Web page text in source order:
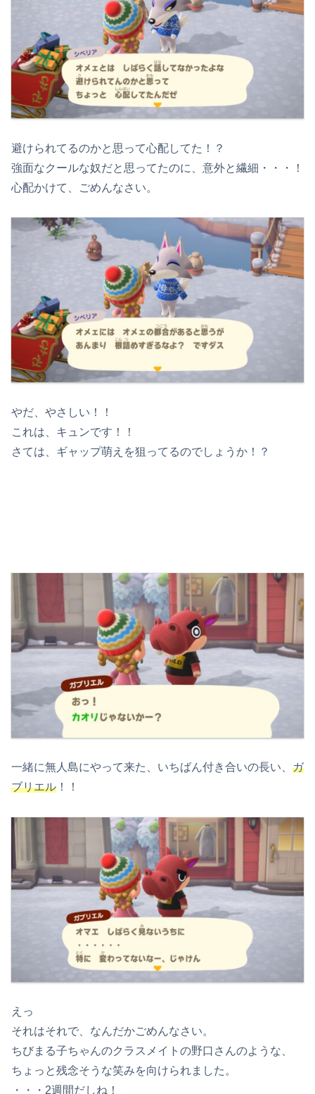
避けられてるのかと思って心配してた！？
強面なクールな奴だと思ってたのに、意外と繊細・・・！
心配かけて、ごめんなさい。
やだ、やさしい！！
これは、キュンです！！
さては、ギャップ萌えを狙ってるのでしょうか！？
一緒に無人島にやって来た、いちばん付き合いの長い、 ガ
ブリエル ！！
えっ
それはそれで、なんだかごめんなさい。
ちびまる子ちゃんのクラスメイトの野口さんのような、
ちょっと残念そうな笑みを向けられました。
・・・2週間だしね！